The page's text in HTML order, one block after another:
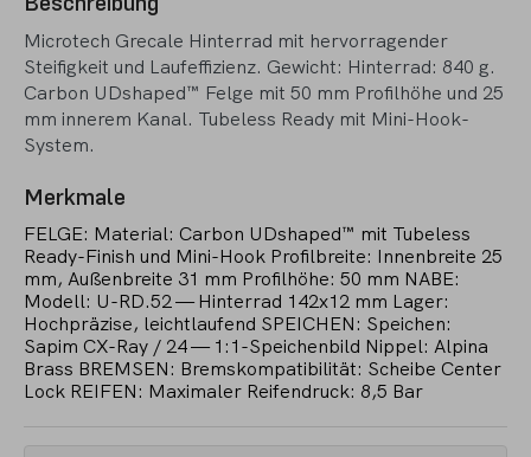
Microtech Grecale Hinterrad mit hervorragender
Steifigkeit und Laufeffizienz. Gewicht: Hinterrad: 840 g.
Carbon UDshaped™ Felge mit 50 mm Profilhöhe und 25
mm innerem Kanal. Tubeless Ready mit Mini-Hook-
System.
Merkmale
FELGE: Material: Carbon UDshaped™ mit Tubeless
Ready-Finish und Mini-Hook Profilbreite: Innenbreite 25
mm, Außenbreite 31 mm Profilhöhe: 50 mm NABE:
Modell: U-RD.52 — Hinterrad 142x12 mm Lager:
Hochpräzise, leichtlaufend SPEICHEN: Speichen:
Sapim CX-Ray / 24 — 1:1-Speichenbild Nippel: Alpina
Brass BREMSEN: Bremskompatibilität: Scheibe Center
Lock REIFEN: Maximaler Reifendruck: 8,5 Bar